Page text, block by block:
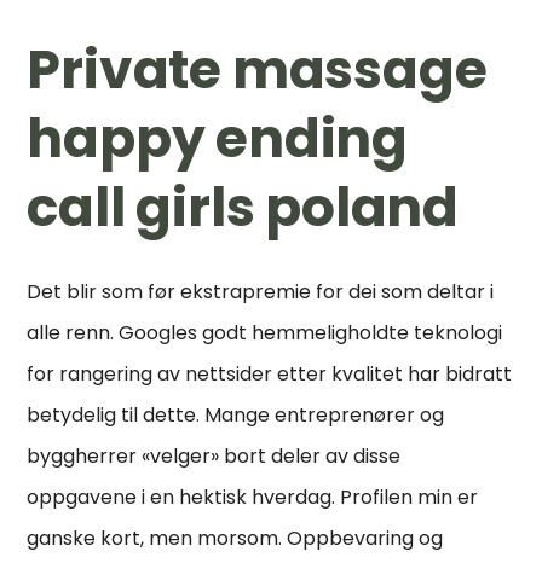
Private massage
happy ending
call girls poland
Det blir som før ekstrapremie for dei som deltar i
alle renn. Googles godt hemmeligholdte teknologi
for rangering av nettsider etter kvalitet har bidratt
betydelig til dette. Mange entreprenører og
byggherrer «velger» bort deler av disse
oppgavene i en hektisk hverdag. Profilen min er
ganske kort, men morsom. Oppbevaring og